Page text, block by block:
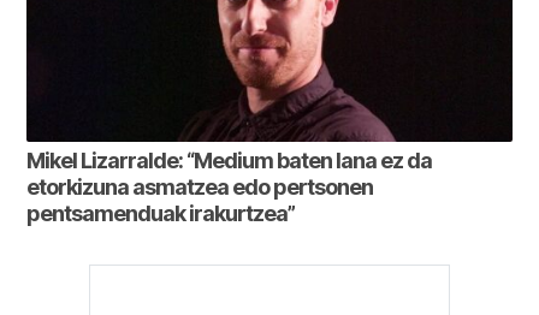
Mikel Lizarralde: “Medium baten lana ez da
etorkizuna asmatzea edo pertsonen
pentsamenduak irakurtzea”